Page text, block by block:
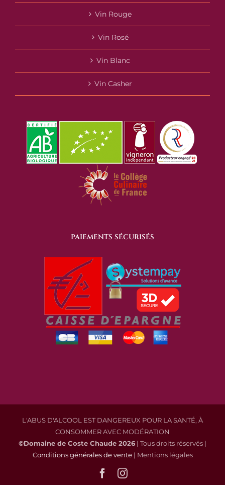
Vin Rouge
Vin Rosé
Vin Blanc
Vin Casher
PAIEMENTS SÉCURISÉS
L'ABUS D'ALCOOL EST DANGEREUX POUR LA SANTÉ, À
CONSOMMER AVEC MODÉRATION
©Domaine de Coste Chaude 2026 | Tous droits réservés |
Conditions générales de vente| Mentions légales
FacebookInstagram